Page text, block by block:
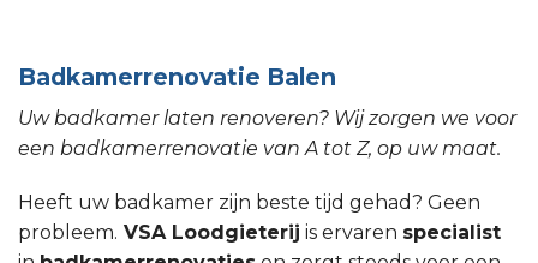
Badkamerrenovatie Balen
Uw badkamer laten renoveren? Wij zorgen we voor
een badkamerrenovatie van A tot Z, op uw maat.
Heeft uw badkamer zijn beste tijd gehad? Geen
probleem. VSA Loodgieterij is ervaren specialist